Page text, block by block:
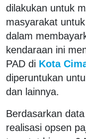
dilakukan untuk
masyarakat
dalam
kendaraan ini
PAD di Kota
diperuntukan
dan lainnya.
Berdasarkan
realisasi opsen